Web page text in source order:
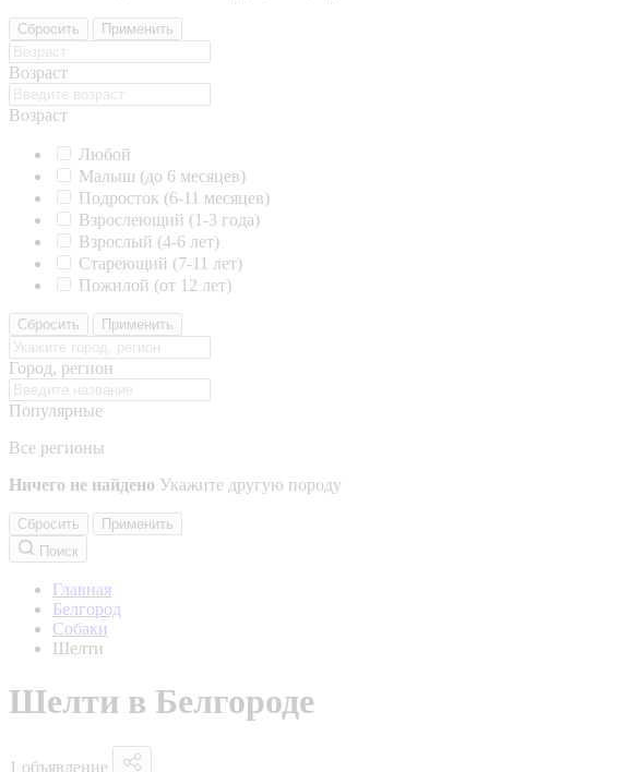
Сбросить Применить
Возраст
Возраст
Любой
Малыш (до 6 месяцев)
Подросток (6-11 месяцев)
Взрослеющий (1-3 года)
Взрослый (4-6 лет)
Стареющий (7-11 лет)
Пожилой (от 12 лет)
Сбросить Применить
Город, регион
Популярные
Все регионы
Ничего не найдено Укажите другую породу
Сбросить
Применить
Поиск
Главная
Белгород
Собаки
Шелти
Шелти в Белгороде
1 объявление